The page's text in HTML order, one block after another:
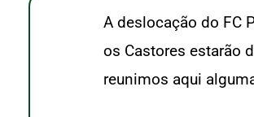
A deslocação do FC
os Castores estarão
reunimos aqui